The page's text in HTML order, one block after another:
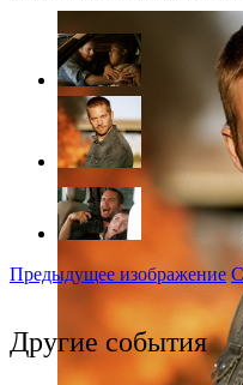
Предыдущее изображение
Другие события